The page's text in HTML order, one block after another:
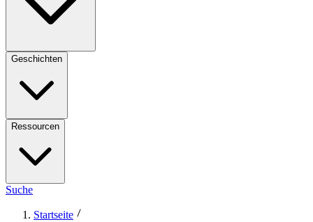
Geschichten
Ressourcen
Suche
Startseite